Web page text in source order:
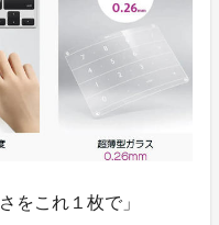
をこれ１枚で」